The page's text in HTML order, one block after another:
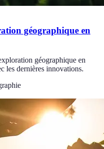
géographique en
géographique en
les dernières innovations.